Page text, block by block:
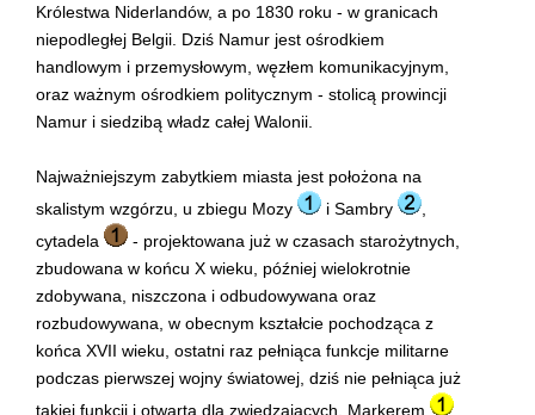
Królestwa Niderlandów, a po 1830 roku - w granicach
niepodległej Belgii. Dziś Namur jest ośrodkiem
handlowym i przemysłowym, węzłem komunikacyjnym,
oraz ważnym ośrodkiem politycznym - stolicą prowincji
Namur i siedzibą władz całej Walonii.
Najważniejszym zabytkiem miasta jest położona na
skalistym wzgórzu, u zbiegu Mozy
i Sambry
cytadela
- projektowana już w czasach starożytnych,
zbudowana w końcu X wieku, później wielokrotnie
zdobywana, niszczona i odbudowywana oraz
rozbudowywana, w obecnym kształcie pochodząca z
końca XVII wieku, ostatni raz pełniąca funkcje militarne
podczas pierwszej wojny światowej, dziś nie pełniąca już
takiej funkcji i otwarta dla zwiedzających. Markerem